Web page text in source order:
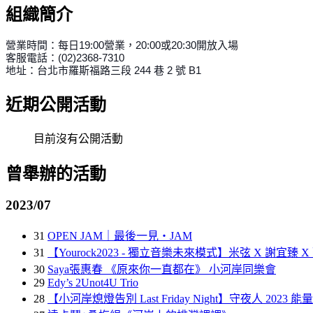
組織簡介
營業時間：每日19:00營業， 20:00或20:30開放入場
客服電話：(02)2368-7310
地址：台北市羅斯福路三段 244 巷 2 號 B1
近期公開活動
目前沒有公開活動
曾舉辦的活動
2023/07
31 OPEN JAM｜最後一見・JAM
31
【Yourock2023 - 獨立音樂未來模式】米弦 X 謝宜臻
30 Saya張惠春 《原來你一直都在》 小河岸同樂會
29 Edy’s 2Unot4U Trio
28
【小河岸熄燈告別 Last Friday Night】守夜人 2023 能